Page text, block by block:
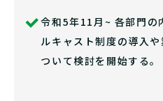
令和5年11月~ 各部門の
ルキャスト制度の導入
ついて検討を開始する。